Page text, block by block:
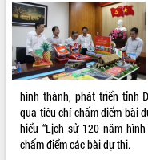
LIÊN KẾT WEB
hình thành, phát triển tỉnh
qua tiêu chí chấm điểm bài
hiểu “Lịch sử 120 năm
chấm điểm các bài dự thi.